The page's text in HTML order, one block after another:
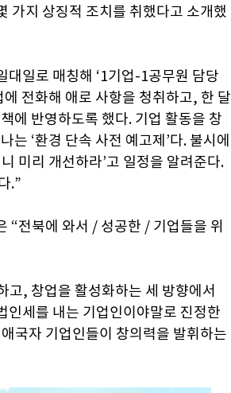
가지 상징적 조치를 취했다고 소개했
일로 매칭해 ‘1기업-1공무원 담당
전화해 애로 사항을 청취하고, 한 달
에 반영하도록 했다. 기업 활동을 창
‘환경 단속 사전 예고제’다. 불시에
미리 개선하라’고 일정을 알려준다.
.”
“전북에 와서 / 성공한 / 기업들을 위
고, 창업을 활성화하는 세 방향에서
인세를 내는 기업인이야말로 진정한
국자 기업인들이 창의력을 발휘하는